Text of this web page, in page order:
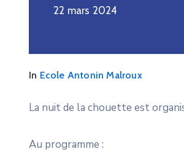
22 mars 2024
In Ecole Antonin Malroux
La nuit de la chouette est
Au programme :